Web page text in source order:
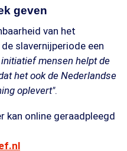
geven
van het
slavernijperiode een
mensen helpt de
het ook de Nederlandse
oplevert".
kan online geraadpleegd